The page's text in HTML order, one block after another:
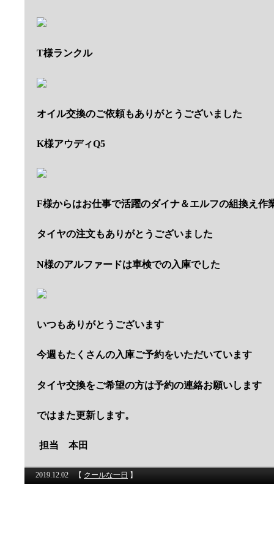
T様ランクル
オイル交換のご依頼もありがとうございました
K様アウディQ5
F様からはお仕事で活躍のダイナ＆エルフの組換え作
タイヤの注文もありがとうございました
N様のアルファードは車検での入庫でした
いつもありがとうございます
今週もたくさんの入庫ご予約をいただいています
タイヤ交換をご希望の方は予約の連絡お願いします
ではまた更新します。
担当 本田
2019.12.02 【 クールな一日 】